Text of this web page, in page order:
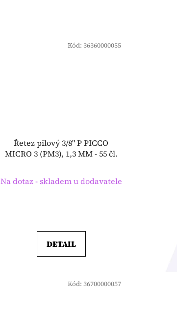
Řetez pilový 3/8" P PICCO
MICRO 3 (PM3), 1,3 MM - 55 čl.
Na dotaz - skladem u dodavatele
DETAIL
Kód: 36360000055
Kód: 36700000057